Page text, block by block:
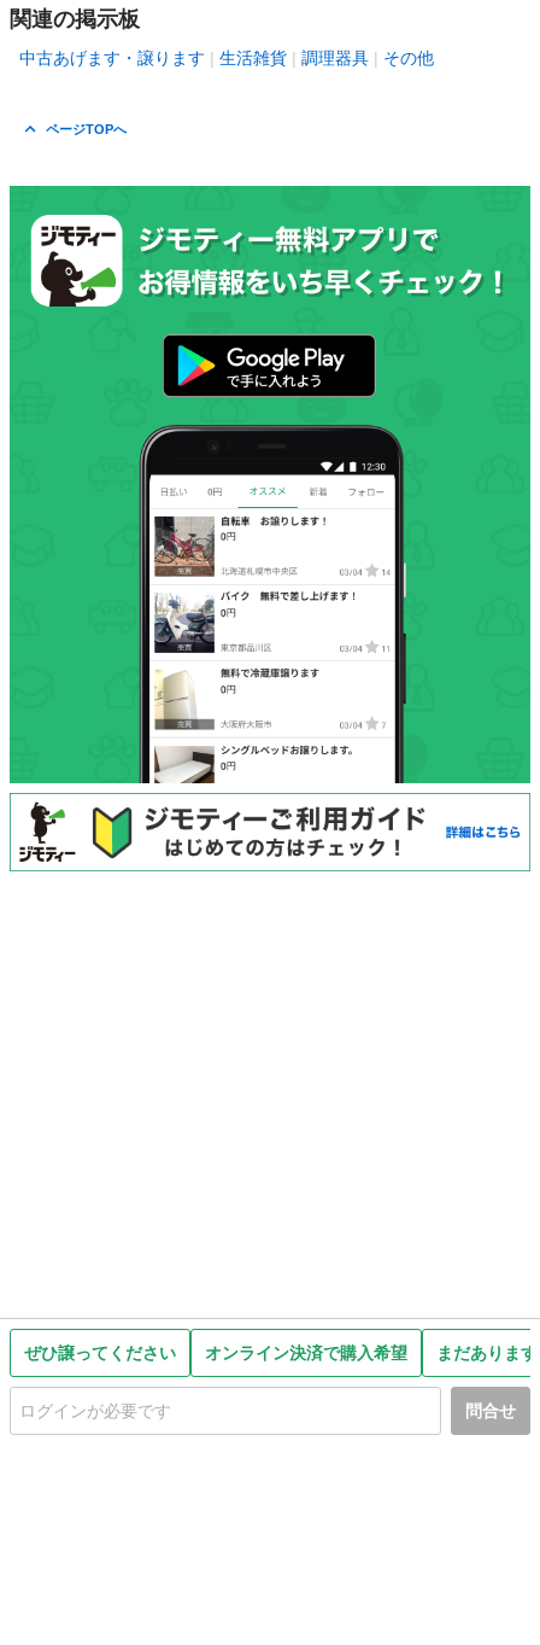
ぜひ譲ってください オンライン決済で購入希望 まだありま
問合せ
関連の掲示板
中古あげます・譲ります 生活雑貨 調理器具 その他
ページTOPへ